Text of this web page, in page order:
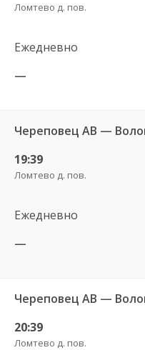
Ломтево д. пов.
Ежедневно
—
Череповец АВ —
19:39
Ломтево д. пов.
Ежедневно
—
Череповец АВ —
20:39
Ломтево д. пов.